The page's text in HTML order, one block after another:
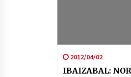
2012/04/02
IBAIZABAL: